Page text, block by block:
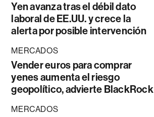
Yen avanza tras el débil dato
laboral de EE.UU. y crece la
alerta por posible intervención
MERCADOS
Vender euros para comprar
yenes aumenta el riesgo
geopolítico, advierte BlackRock
MERCADOS